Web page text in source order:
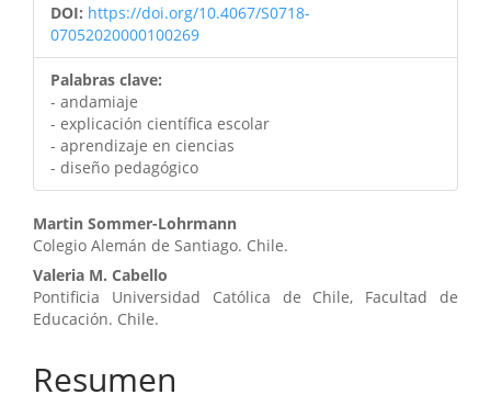
DOI: https://doi.org/10.4067/S0718-
07052020000100269
Palabras clave:
- andamiaje
- explicación científica escolar
- aprendizaje en ciencias
- diseño pedagógico
Contenido
principal
del
artículo
Martin Sommer-Lohrmann
Colegio Alemán de Santiago. Chile.
Valeria M. Cabello
Pontificia Universidad Católica de Chile, Facultad de
Educación. Chile.
Resumen